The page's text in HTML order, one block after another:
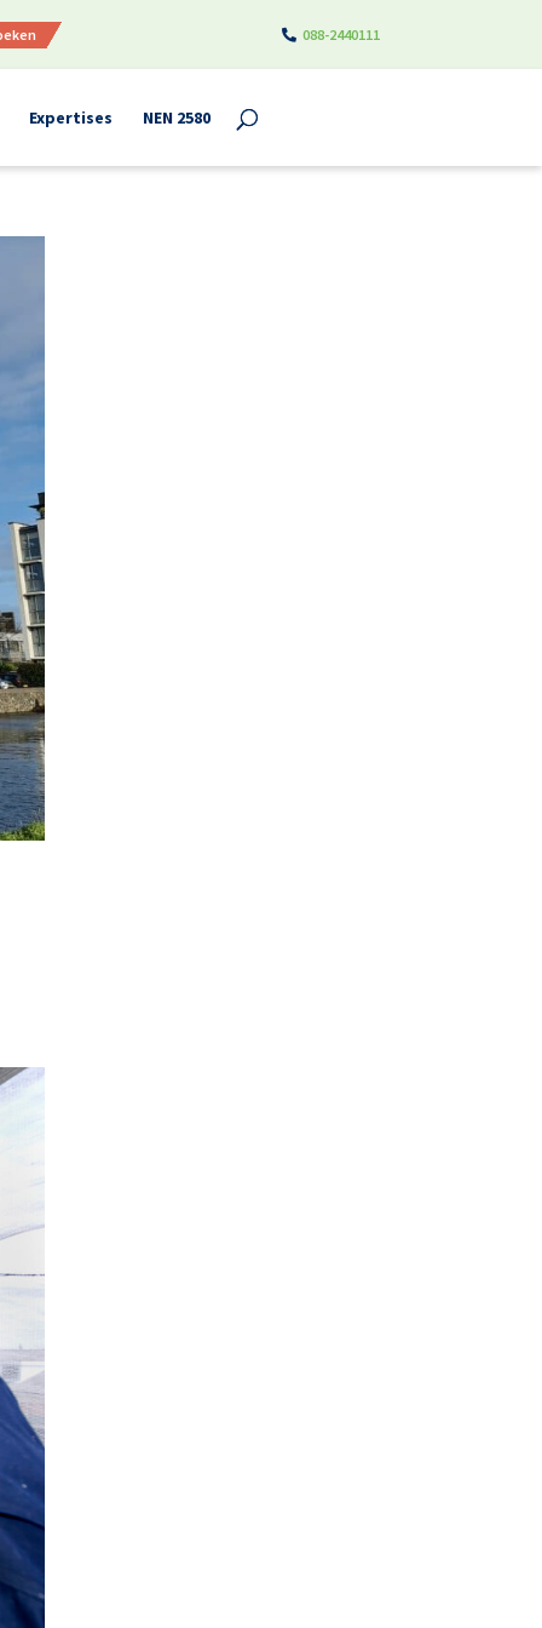
088-2440111
Expertises NEN 2580